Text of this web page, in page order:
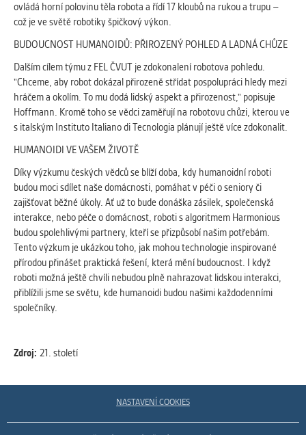
ovládá horní polovinu těla robota a řídí 17 kloubů na rukou a trupu –
což je ve světě robotiky špičkový výkon.
BUDOUCNOST HUMANOIDŮ: PŘIROZENÝ POHLED A LADNÁ CHŮZE
Dalším cílem týmu z FEL ČVUT je zdokonalení robotova pohledu.
"Chceme, aby robot dokázal přirozeně střídat pospolupráci hledy mezi
hráčem a okolím. To mu dodá lidský aspekt a přirozenost," popisuje
Hoffmann. Kromě toho se vědci zaměřují na robotovu chůzi, kterou ve
s italským Instituto Italiano di Tecnologia plánují ještě více zdokonalit.
HUMANOIDI VE VAŠEM ŽIVOTĚ
Díky výzkumu českých vědců se blíží doba, kdy humanoidní roboti
budou moci sdílet naše domácnosti, pomáhat v péči o seniory či
zajišťovat běžné úkoly. Ať už to bude donáška zásilek, společenská
interakce, nebo péče o domácnost, roboti s algoritmem Harmonious
budou spolehlivými partnery, kteří se přizpůsobí našim potřebám.
Tento výzkum je ukázkou toho, jak mohou technologie inspirované
přírodou přinášet praktická řešení, která mění budoucnost. I když
roboti možná ještě chvíli nebudou plně nahrazovat lidskou interakci,
přiblížili jsme se světu, kde humanoidi budou našimi každodenními
společníky.
Zdroj: 21. století
NASTAVENÍ COOKIES